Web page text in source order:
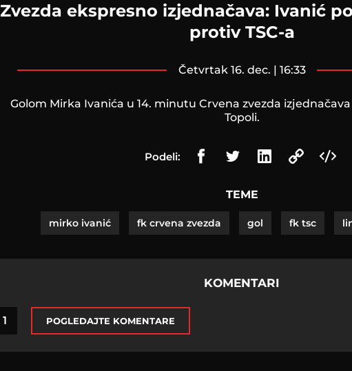
Zvezda ekspresno izjednačava: Ivanić
protiv TSC-a
četvrtak 16. dec. | 16:33
Golom Mirka Ivanića u 14. minutu Crvena zvezda
Topoli.
Podeli:
TEME
mirko ivanić fk crvena zvezda gol fk tsc
KOMENTARI
1 POGLEDAJTE KOMENTARE